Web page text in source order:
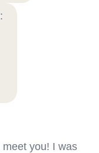
you! I was